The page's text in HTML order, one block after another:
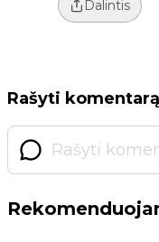
Dalintis
Rašyti komentarą